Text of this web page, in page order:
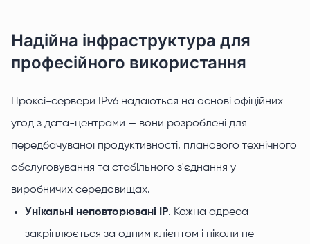
Надійна інфраструктура для
професійного використання
Проксі-сервери IPv6 надаються на основі офіційних
угод з дата-центрами — вони розроблені для
передбачуваної продуктивності, планового технічного
обслуговування та стабільного з'єднання у
виробничих середовищах.
Унікальні неповторювані IP. Кожна адреса
закріплюється за одним клієнтом і ніколи не